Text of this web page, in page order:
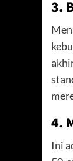
3.
4.
Ini